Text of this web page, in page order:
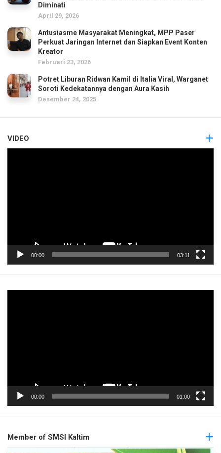
Diminati
April 29, 2026
Antusiasme Masyarakat Meningkat, MPP Paser
Perkuat Jaringan Internet dan Siapkan Event Konten
Kreator
Februari 23, 2026
Potret Liburan Ridwan Kamil di Italia Viral, Warganet
Soroti Kedekatannya dengan Aura Kasih
Desember 24, 2025
VIDEO
00:00 03:11
00:00 01:00
Member of SMSI Kaltim